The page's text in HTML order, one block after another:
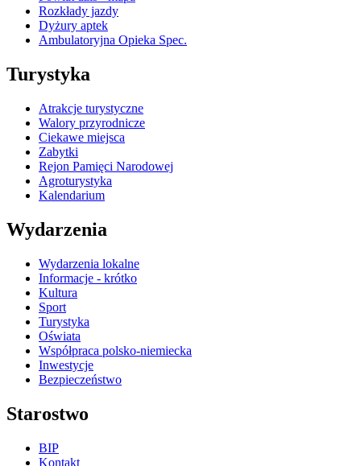
Rozkłady jazdy
Dyżury aptek
Ambulatoryjna Opieka Spec.
Turystyka
Atrakcje turystyczne
Walory przyrodnicze
Ciekawe miejsca
Zabytki
Rejon Pamięci Narodowej
Agroturystyka
Kalendarium
Wydarzenia
Wydarzenia lokalne
Informacje - krótko
Kultura
Sport
Turystyka
Oświata
Współpraca polsko-niemiecka
Inwestycje
Bezpieczeństwo
Starostwo
BIP
Kontakt